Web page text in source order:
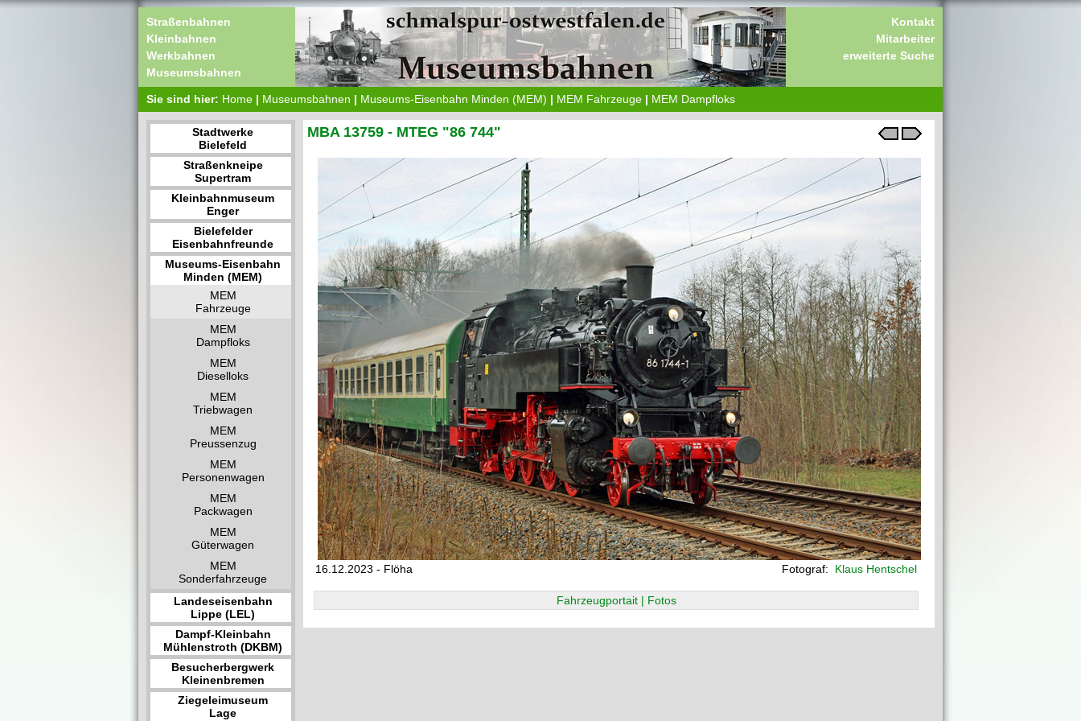
Straßenbahnen
Kleinbahnen
Werkbahnen
Museumsbahnen
Kontakt
Mitarbeiter
erweiterte Suche
Sie sind hier: Home | Museumsbahnen | Museums-Eisenbahn Minden (MEM) | MEM Fahrzeuge | MEM Dampfloks
Stadtwerke
Bielefeld
Straßenkneipe
Supertram
Kleinbahnmuseum
Enger
Bielefelder
Eisenbahnfreunde
Museums-Eisenbahn
Minden (MEM)
MEM
Fahrzeuge
MEM
Dampfloks
MEM
Dieselloks
MEM
Triebwagen
MEM
Preussenzug
MEM
Personenwagen
MEM
Packwagen
MEM
Güterwagen
MEM
Sonderfahrzeuge
Landeseisenbahn
Lippe (LEL)
Dampf-Kleinbahn
Mühlenstroth (DKBM)
Besucherbergwerk
Kleinenbremen
Ziegeleimuseum
Lage
MBA 13759 - MTEG "86 744"
16.12.2023 - Flöha Fotograf: Klaus Hentschel
Fahrzeugportait | Fotos